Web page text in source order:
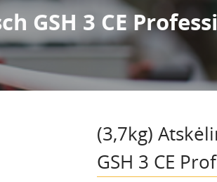
GSH 3 CE
(3,7kg)
GSH 3 CE